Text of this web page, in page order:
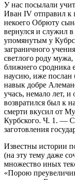
У нас посылали
Иван IV отправил к
некоего Обрюту
вернулся и служил
упомянутым у
заграничного
светлого роду
ближнего сродника
наусию, иже послан
навык добре
учась, немало лет,
возвратился был к
смерти вкусил от
Курбского. Ч. 1. —
заготовления
Известны истории
(на эту тему даже
множество иных
«Порою